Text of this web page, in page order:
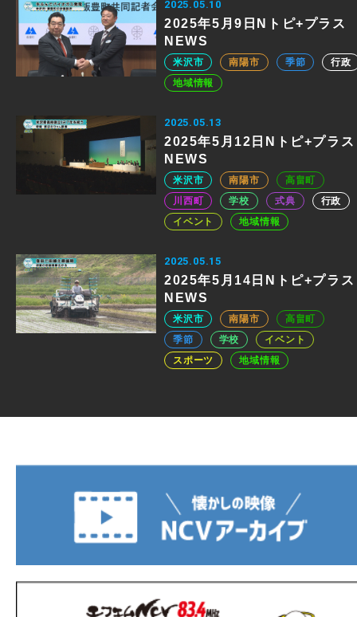
2025.05.10
2025年5月9日Nトピ+プラス
NEWS
米沢市 南陽市 季節
行政
地域情報
2025.05.13
2025年5月12日Nトピ+プラス
NEWS
米沢市 南陽市
高畠町
川西町
学校 式典
行政
イベント
地域情報
2025.05.15
2025年5月14日Nトピ+プラス
NEWS
米沢市 南陽市
高畠町
季節
学校
イベント
スポーツ
地域情報